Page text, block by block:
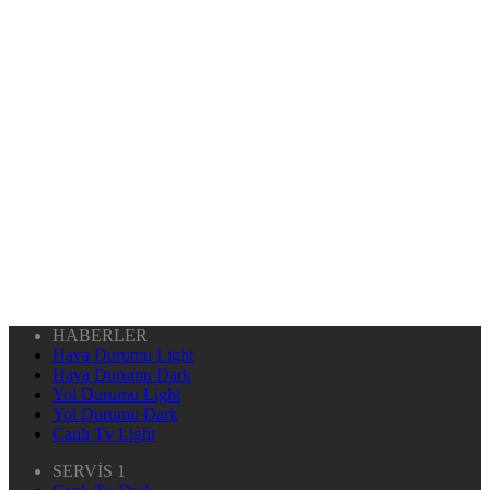
HABERLER
Hava Durumu Light
Hava Durumu Dark
Yol Durumu Light
Yol Durumu Dark
Canlı Tv Light
SERVİS 1